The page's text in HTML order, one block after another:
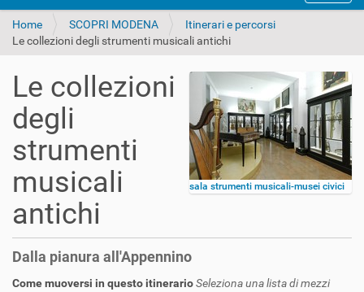
Home SCOPRI MODENA
Itinerari e percorsi
Le collezioni degli strumenti musicali antichi
sala strumenti musicali-musei civici
Le collezioni
degli
strumenti
musicali
antichi
Dalla pianura all'Appennino
Come muoversi in questo itinerarioSeleziona una lista di mezzi